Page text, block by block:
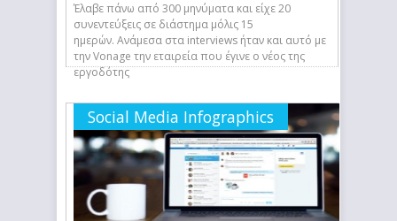
Έλαβε πάνω από 300 μηνύματα και είχε 20
συνεντεύξεις σε διάστημα μόλις 15
ημερών. Ανάμεσα στα interviews ήταν και αυτό με
την Vonage την εταιρεία που έγινε ο νέος της
εργοδότης
Social Media Infographics